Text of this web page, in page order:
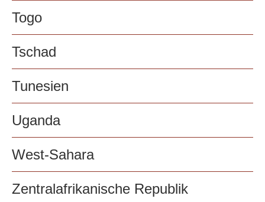
Togo
Tschad
Tunesien
Uganda
West-Sahara
Zentralafrikanische Republik